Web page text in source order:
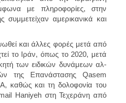
με πληροφορίες, στην
συμμετείχαν αμερικανικά και
και άλλες φορές μετά από
το Ιράν, όπως το 2020, μετά
των ειδικών δυνάμεων αλ-
της Επανάστασης Qasem
καθώς και τη δολοφονία του
Haniyeh στη Τεχεράνη από